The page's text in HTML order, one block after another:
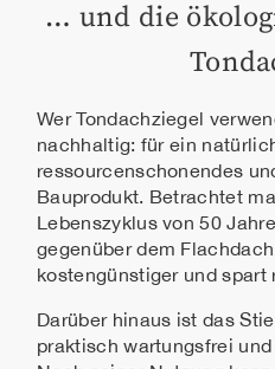
… und die
Wer Tondachziegel
nachhaltig: für ein
ressourcenschonendes
Bauprodukt. Betrachtet
Lebenszyklus von 50
gegenüber dem
kostengünstiger und spart
Darüber hinaus ist das
praktisch wartungsfrei